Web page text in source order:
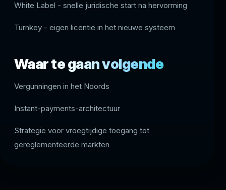
White Label - snelle juridische start na hervorming
Turnkey - eigen licentie in het nieuwe systeem
Waar te gaan volgende
Vergunningen in het Noords
Instant-payments-architectuur
Strategie voor vroegtijdige toegang tot
gereglementeerde markten